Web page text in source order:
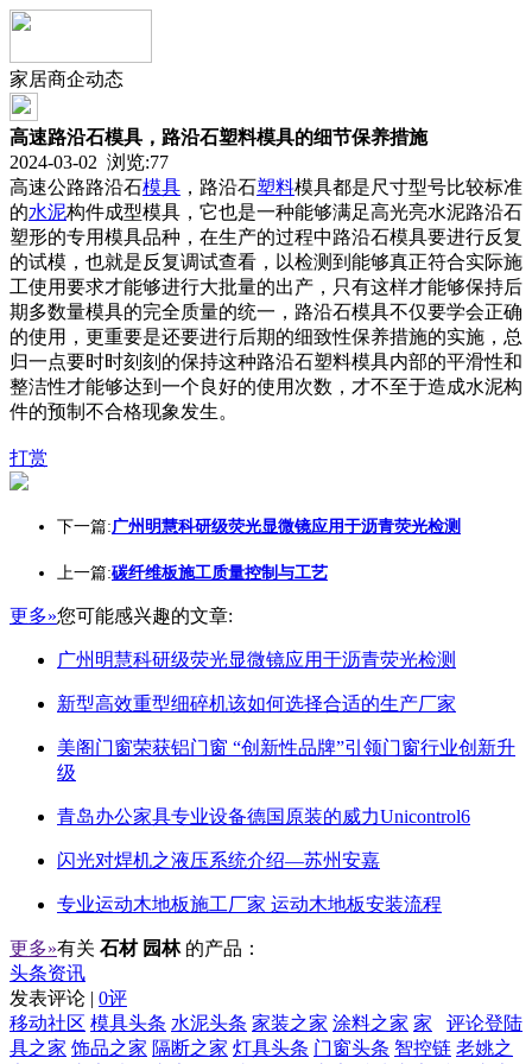
家居商企动态
高速路沿石模具，路沿石塑料模具的细节保养措施
2024-03-02 浏览:77
高速公路路沿石模具 ，路沿石塑料模具都是尺寸型号比较标准
的水泥构件成型模具，它也是一种能够满足高光亮水泥路沿石
塑形的专用模具品种，在生产的过程中路沿石模具要进行反复
的试模，也就是反复调试查看，以检测到能够真正符合实际施
工使用要求才能够进行大批量的出产，只有这样才能够保持后
期多数量模具的完全质量的统一，路沿石模具不仅要学会正确
的使用，更重要是还要进行后期的细致性保养措施的实施，总
归一点要时时刻刻的保持这种路沿石塑料模具内部的平滑性和
整洁性才能够达到一个良好的使用次数，才不至于造成水泥构
件的预制不合格现象发生。
打赏
下一篇:广州明慧科研级荧光显微镜应用于沥青荧光检测
上一篇:碳纤维板施工质量控制与工艺
更多»您可能感兴趣的文章:
广州明慧科研级荧光显微镜应用于沥青荧光检测
新型高效重型细碎机该如何选择合适的生产厂家
美阁门窗荣获铝门窗 “创新性品牌”引领门窗行业创新升
级
青岛办公家具专业设备德国原装的威力Unicontrol6
闪光对焊机之液压系统介绍—苏州安嘉
专业运动木地板施工厂家 运动木地板安装流程
更多»有关 石材 园林 的产品：
头条资讯
发表评论 | 0评
评论登陆
移动社区 模具头条 水泥头条 家装之家 涂料之家 家
具之家 饰品之家 隔断之家 灯具头条 门窗头条 智控链 老姚之